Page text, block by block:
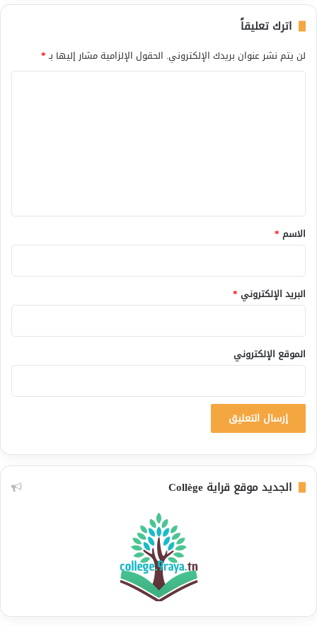
اترك تعليقاً
لن يتم نشر عنوان بريدك الإلكتروني. الحقول الإلزامية مشار إليها بـ*
*
الاسم *
البريد الإلكتروني *
الموقع الإلكتروني
الجديد موقع قراية Collège